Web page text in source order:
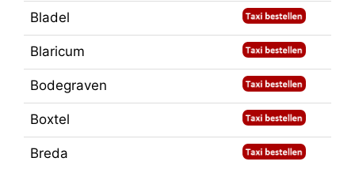
Bladel
Blaricum
Bodegraven
Boxtel
Breda